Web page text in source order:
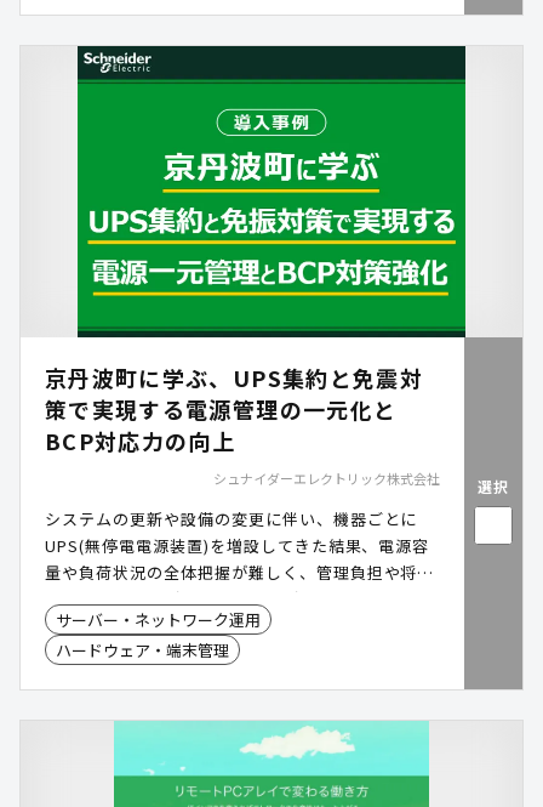
トします。
京丹波町に学ぶ、UPS集約と免震対
策で実現する電源管理の一元化と
BCP対応力の向上
シュナイダーエレクトリック株式会社
システムの更新や設備の変更に伴い、機器ごとに
UPS(無停電電源装置)を増設してきた結果、電源容
量や負荷状況の全体把握が難しく、管理負担や将来
的な拡張に課題が生じるケースがあります。また、
災害時を見据えた可用性とBCP対策の両立も求めら
れています。シュナイダーエレクトリック社では、
を実現した京丹波町のサーバールーム構築事例をご
サーバー・ネットワーク運用
ハードウェア・端末管理
選択